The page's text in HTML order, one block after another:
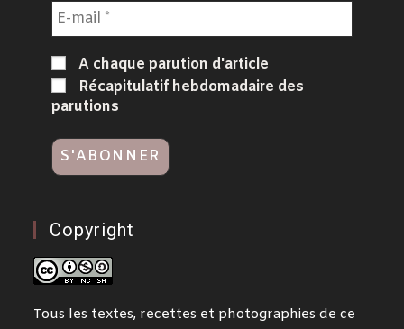
A chaque parution d'article
Récapitulatif hebdomadaire des
parutions
Copyright
Tous les textes, recettes et photographies de ce